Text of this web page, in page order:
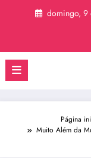
domingo, 9
Página
Muito Além da